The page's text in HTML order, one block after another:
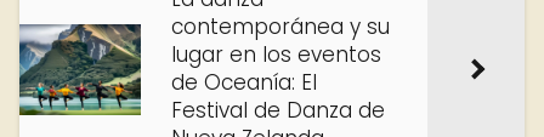
contemporánea y su
lugar en los eventos
de Oceanía: El
Festival de Danza de